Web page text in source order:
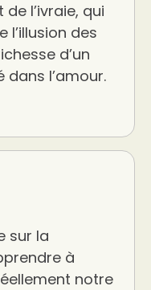
l’ivraie, qui
l’illusion des
d’un
l’amour.
sur la
à
notre